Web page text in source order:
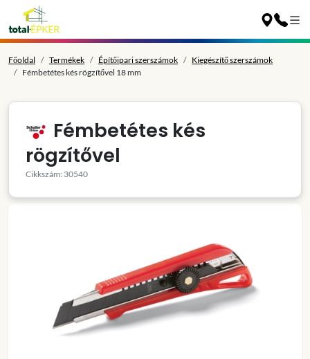
Főoldal Termékek Építőipari szerszámok
Kiegészítő szerszámok
Fémbetétes kés rögzítővel 18 mm
Fémbetétes kés
rögzítővel
Cikkszám: 30540